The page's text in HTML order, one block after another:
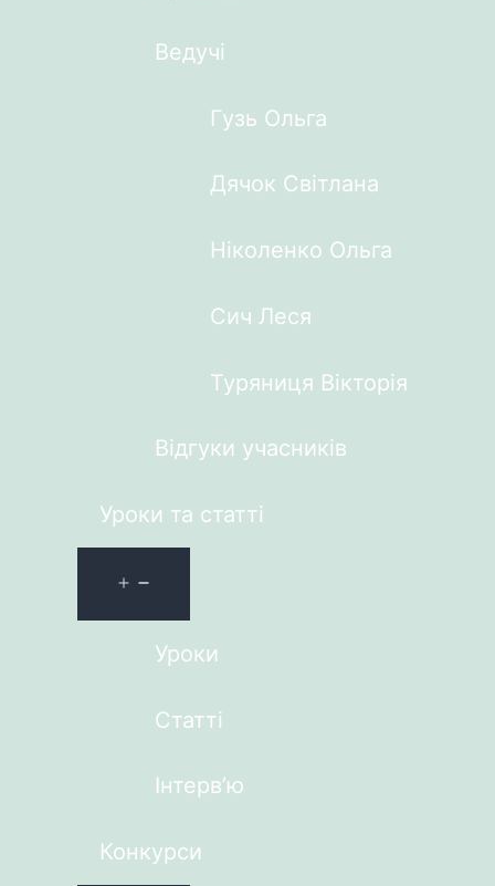
Ведучі
Гузь Ольга
Дячок Світлана
Ніколенко Ольга
Сич Леся
Туряниця Вікторія
Відгуки учасників
Уроки та статті
Уроки
Статті
Інтерв’ю
Конкурси